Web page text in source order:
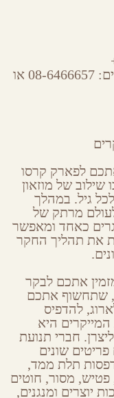
לפרטים נוספים ורכישת כרטיסים: 08-6466657 או
לפארק קרסו
של מוזאון
גיל. במהלך
מרתק של
כאחד ומאפשר
את תהליך החקר
אתכם לבקר
שתחשוף אתכם
להדפיס
היא
חברי תנועת
שונים
תלת ממד,
מסור, חוטים
יוצרים ומנגנים,